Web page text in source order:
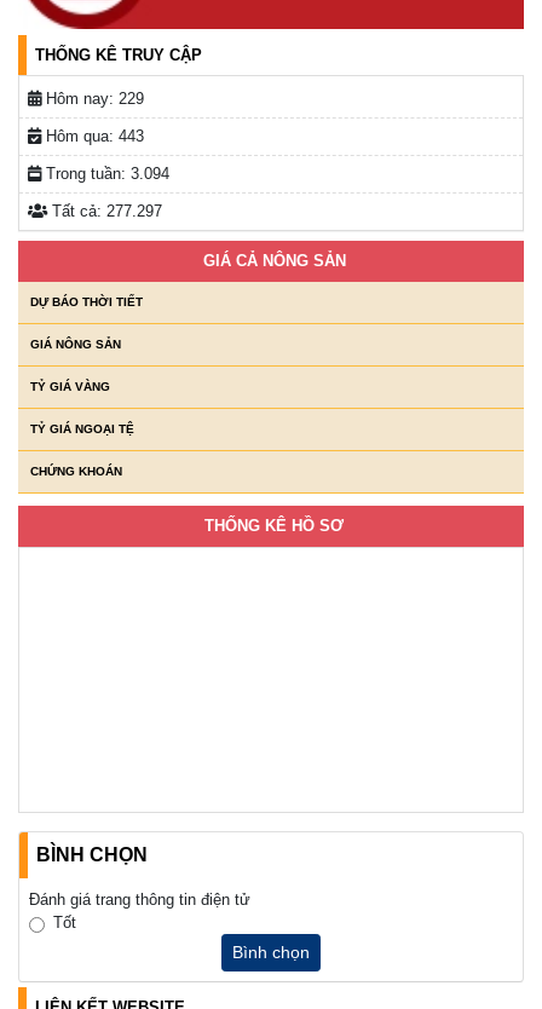
THỐNG KÊ TRUY CẬP
Hôm nay: 229
Hôm qua: 443
Trong tuần: 3.094
Tất cả: 277.297
GIÁ CẢ NÔNG SẢN
DỰ BÁO THỜI TIẾT
GIÁ NÔNG SẢN
TỶ GIÁ VÀNG
TỶ GIÁ NGOẠI TỆ
CHỨNG KHOÁN
THỐNG KÊ HỒ SƠ
BÌNH CHỌN
Đánh giá trang thông tin điện tử
Tốt
Bình chọn